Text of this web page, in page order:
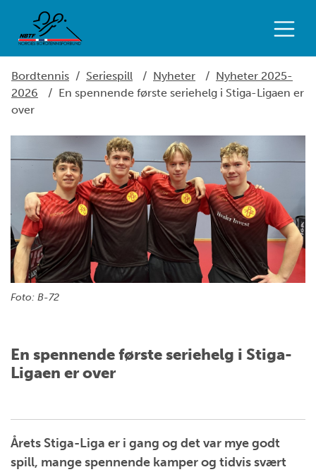
Bordtennis / Seriespill / Nyheter / Nyheter 2025-
2026
/ En spennende første seriehelg i Stiga-Ligaen er
over
Foto: B-72
En spennende første seriehelg i Stiga-
Ligaen er over
Årets Stiga-Liga er i gang og det var mye godt
spill, mange spennende kamper og tidvis svært